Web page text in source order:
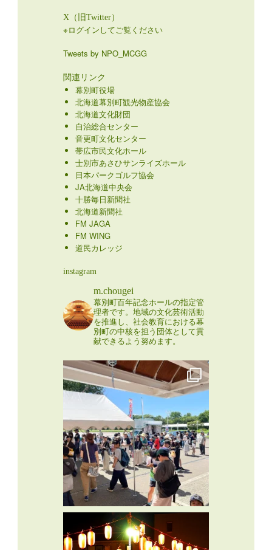
X（旧Twitter）
※ログインしてご覧ください
Tweets by NPO_MCGG
関連リンク
幕別町役場
北海道幕別町観光物産協会
北海道文化財団
自治総合センター
音更町文化センター
帯広市民文化ホール
士別市あさひサンライズホール
日本パークゴルフ協会
JA北海道中央会
十勝毎日新聞社
北海道新聞社
FM JAGA
FM WING
道民カレッジ
instagram
m.chougei
幕別町百年記念ホールの指定管
理者です。地域の文化芸術活動
を推進し、社会教育における幕
別町の中核を担う団体として貢
献できるよう努めます。